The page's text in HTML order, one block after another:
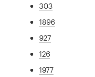
303
1896
927
126
1977